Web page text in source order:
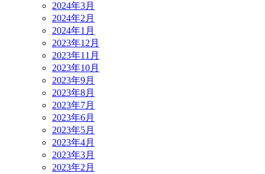
2024年3月
2024年2月
2024年1月
2023年12月
2023年11月
2023年10月
2023年9月
2023年8月
2023年7月
2023年6月
2023年5月
2023年4月
2023年3月
2023年2月